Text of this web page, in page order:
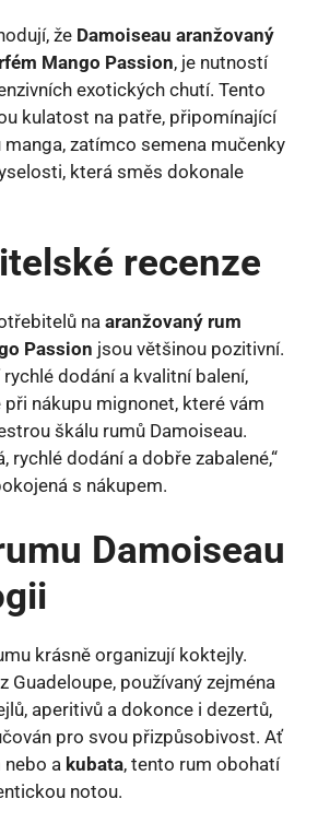
že Damoiseau aranžovaný
Mango Passion, je nutností
exotických chutí. Tento
kulatost na patře, připomínající
zatímco semena mučenky
která směs dokonale
recenze
na aranžovaný rum
Passion jsou většinou pozitivní.
rychlé dodání a kvalitní balení,
nákupu mignonet, které vám
škálu rumů Damoiseau.
rychlé dodání a dobře zabalené,“
s nákupem.
Damoiseau
krásně organizují koktejly.
Guadeloupe, používaný zejména
aperitivů a dokonce i dezertů,
pro svou přizpůsobivost. Ať
nebo a kubata, tento rum obohatí
notou.